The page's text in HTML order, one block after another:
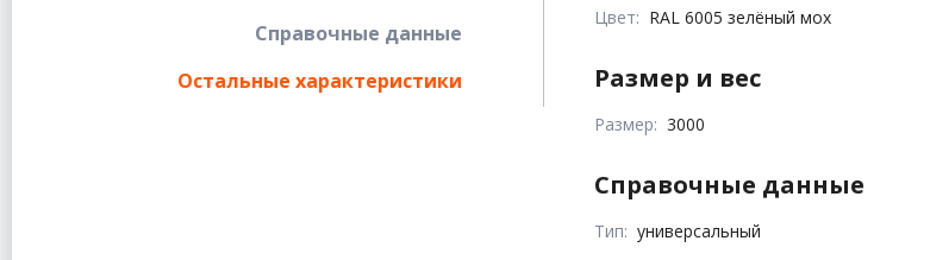
Справочные данные
Остальные характеристики
Цвет: RAL 6005 зелёный мох
Размер и вес
Размер: 3000
Справочные данные
Тип: универсальный